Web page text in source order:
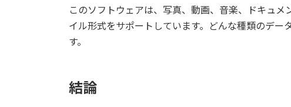
このソフトウェアは、写真、動画、音楽、ドキュ
イル形式をサポートしています。どんな種類のデー
す。
結論